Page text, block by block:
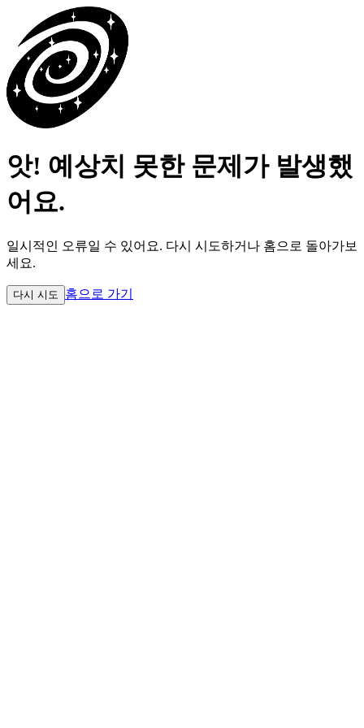
앗! 예상치 못한 문제가 발생했
어요.
일시적인 오류일 수 있어요. 다시 시도하거나 홈으로 돌아가보
세요.
다시 시도 홈으로 가기